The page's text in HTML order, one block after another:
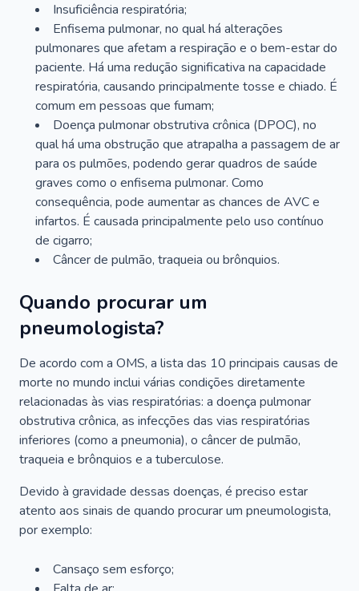
Insuficiência respiratória;
Enfisema pulmonar, no qual há alterações
pulmonares que afetam a respiração e o bem-estar do
paciente. Há uma redução significativa na capacidade
respiratória, causando principalmente tosse e chiado. É
comum em pessoas que fumam;
Doença pulmonar obstrutiva crônica (DPOC), no
qual há uma obstrução que atrapalha a passagem de ar
para os pulmões, podendo gerar quadros de saúde
graves como o enfisema pulmonar. Como
consequência, pode aumentar as chances de AVC e
infartos. É causada principalmente pelo uso contínuo
de cigarro;
Câncer de pulmão, traqueia ou brônquios.
Quando procurar um
pneumologista?
De acordo com a OMS, a lista das 10 principais causas de
morte no mundo inclui várias condições diretamente
relacionadas às vias respiratórias: a doença pulmonar
obstrutiva crônica, as infecções das vias respiratórias
inferiores (como a pneumonia), o câncer de pulmão,
traqueia e brônquios e a tuberculose.
Devido à gravidade dessas doenças, é preciso estar
atento aos sinais de quando procurar um pneumologista,
por exemplo:
Cansaço sem esforço;